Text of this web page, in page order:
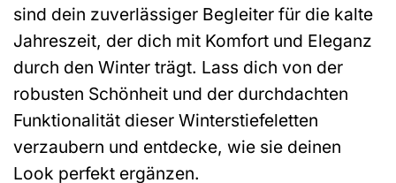
sind dein zuverlässiger Begleiter für die kalte
Jahreszeit, der dich mit Komfort und Eleganz
durch den Winter trägt. Lass dich von der
robusten Schönheit und der durchdachten
Funktionalität dieser Winterstiefeletten
verzaubern und entdecke, wie sie deinen
Look perfekt ergänzen.